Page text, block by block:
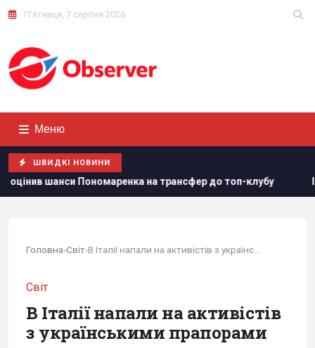
П'ятниця, 7 серпня 2026
Меню
ШВИДКІ НОВИНИ
на трансфер до топ-клубу Іспанія викарбувала
Головна›Світ›
Світ
В Італії напали на активістів
з українськими прапорами